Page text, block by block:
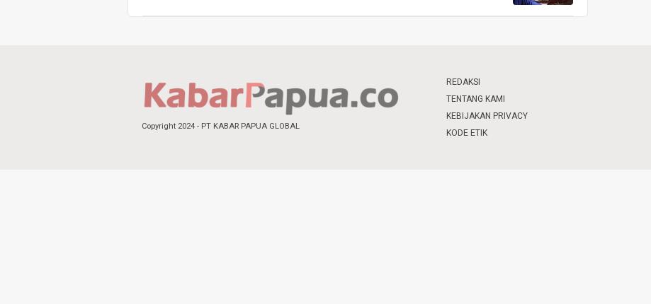
Copyright 2024 - PT KABAR PAPUA GLOBAL
REDAKSI
TENTANG KAMI
KEBIJAKAN PRIVACY
KODE ETIK